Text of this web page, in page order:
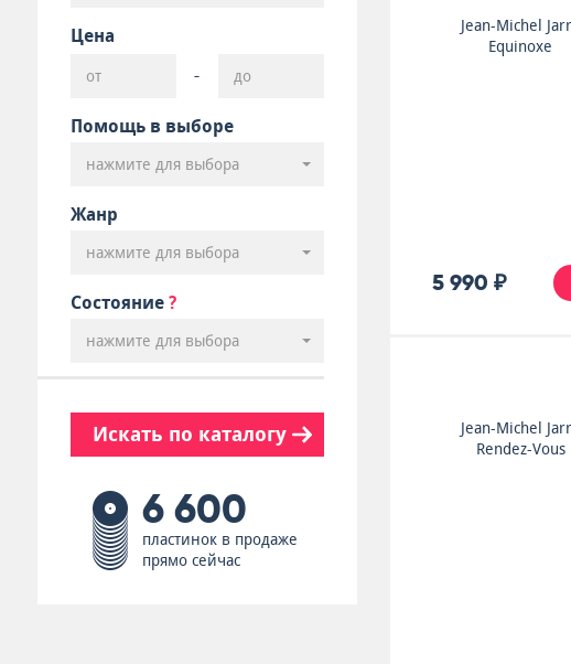
Цена
-
Помощь в выборе
нажмите для выбора
Жанр
нажмите для выбора
Состояние ?
нажмите для выбора
Искать по каталогу
6 600
пластинок в продаже
прямо сейчас
Jean-Michel
Equinoxe
5 990 ₽
Jean-Michel
Rendez-Vous